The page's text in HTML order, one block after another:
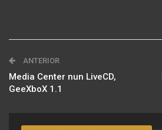
ANTERIOR
Media Center nun LiveCD,
GeeXboX 1.1